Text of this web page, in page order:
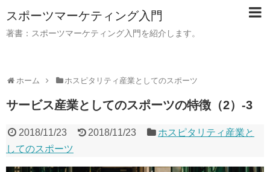
スポーツマーケティング入門
著書：スポーツマーケティング入門を紹介します。
ホーム ホスピタリティ産業としてのスポーツ
サービス産業としてのスポーツの特徴（2）-3
2018/11/23 2018/11/23
ホスピタリティ産業と
してのスポーツ